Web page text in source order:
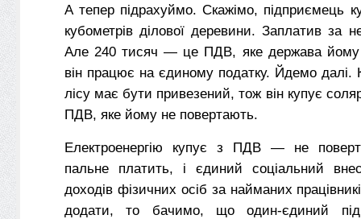
А тепер підрахуймо. Скажімо, підприємець
кубометрів ділової деревини. Заплатив за
Але 240 тисяч — це ПДВ, яке держава йому
він працює на єдиному податку. Йдемо далі.
лісу має бути привезений, тож він купує
ПДВ, яке йому не повертають.
Електроенергію купує з ПДВ — не
пальне платить, і єдиний соціальний
доходів фізичних осіб за найманих
додати, то бачимо, що один-єдиний